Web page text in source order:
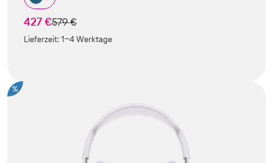
427 €statt
579 €
Lieferzeit:1-4 Werktage
%